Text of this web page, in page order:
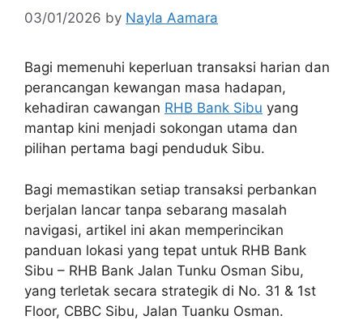
03/01/2026 by Nayla Aamara
Bagi memenuhi keperluan transaksi harian dan
perancangan kewangan masa hadapan,
kehadiran cawangan RHB Bank Sibu yang
mantap kini menjadi sokongan utama dan
pilihan pertama bagi penduduk Sibu.
Bagi memastikan setiap transaksi perbankan
berjalan lancar tanpa sebarang masalah
navigasi, artikel ini akan memperincikan
panduan lokasi yang tepat untuk RHB Bank
Sibu – RHB Bank Jalan Tunku Osman Sibu,
yang terletak secara strategik di No. 31 & 1st
Floor, CBBC Sibu, Jalan Tuanku Osman.